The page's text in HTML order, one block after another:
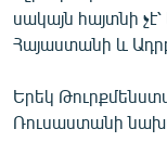
սակայն հայտնի
Հայաստանի և
Երեկ
Ռուսաստանի